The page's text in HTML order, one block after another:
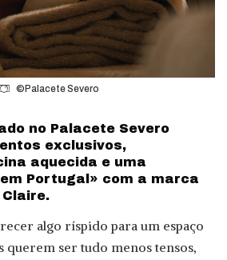
©Palacete Severo
no Palacete Severo
exclusivos,
aquecida e uma
Portugal» com a marca
algo ríspido para um espaço
querem ser tudo menos tensos,